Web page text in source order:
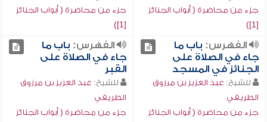
جزء من محاضرة ( أبواب الجنائز
[1])
جزء من محاضرة ( أبواب الجنائز
[1])
الفهرس: باب ما
جاء في الصلاة على
الجنائز في المسجد
للشيخ: عبد العزيز بن مرزوق
الطريفي
جزء من محاضرة ( أبواب الجنائز
الفهرس: باب ما
جاء في الصلاة على
القبر
للشيخ: عبد العزيز بن مرزوق
الطريفي
جزء من محاضرة ( أبواب الجنائز